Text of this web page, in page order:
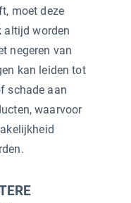
moet deze
altijd worden
negeren van
kan leiden tot
schade aan
waarvoor